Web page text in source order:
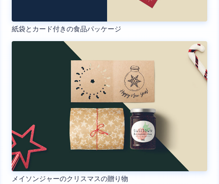
紙袋とカード付きの食品パッケージ
メイソンジャーのクリスマスの贈り物